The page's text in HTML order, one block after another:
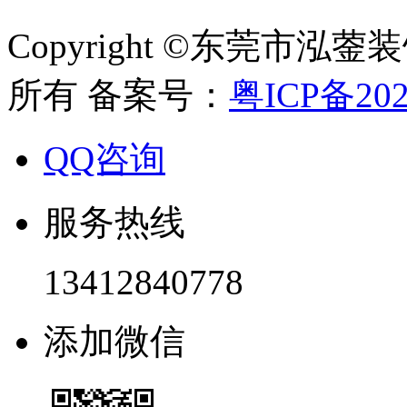
Copyright ©东莞市泓蓥
所有 备案号： 粤ICP备
QQ咨询
服务热线
13412840778
添加微信